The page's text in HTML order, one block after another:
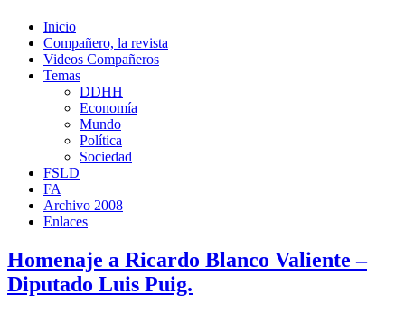
Inicio
Compañero, la revista
Videos Compañeros
Temas
DDHH
Economía
Mundo
Política
Sociedad
FSLD
FA
Archivo 2008
Enlaces
Homenaje a Ricardo Blanco Valiente –
Diputado Luis Puig.